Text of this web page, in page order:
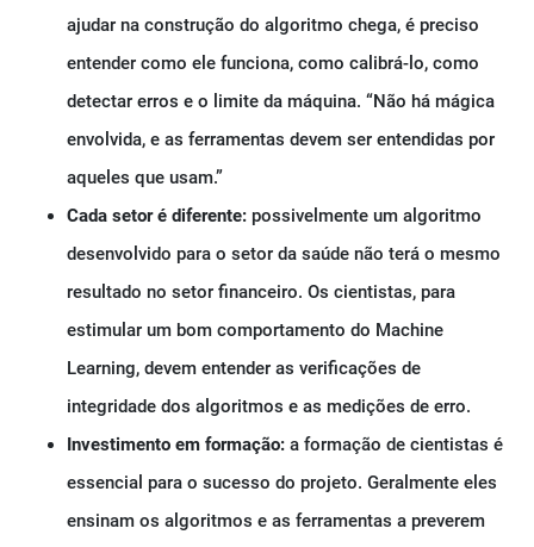
ajudar na construção do algoritmo chega, é preciso
entender como ele funciona, como calibrá-lo, como
detectar erros e o limite da máquina. “Não há mágica
envolvida, e as ferramentas devem ser entendidas por
aqueles que usam.”
Cada setor é diferente: possivelmente um algoritmo
desenvolvido para o setor da saúde não terá o mesmo
resultado no setor financeiro. Os cientistas, para
estimular um bom comportamento do Machine
Learning, devem entender as verificações de
integridade dos algoritmos e as medições de erro.
Investimento em formação: a formação de cientistas é
essencial para o sucesso do projeto. Geralmente eles
ensinam os algoritmos e as ferramentas a preverem